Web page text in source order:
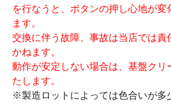
を行なうと、ボタンの押し心地が変
ます。
交換に伴う故障、事故は当店では責
かねます。
動作が安定しない場合は、基盤クリ
たします。
※製造ロットによっては色合いが多